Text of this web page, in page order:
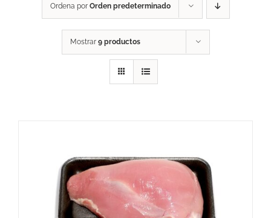
Ordena por Orden predeterminado
Mostrar 9 productos